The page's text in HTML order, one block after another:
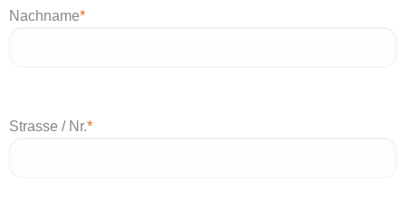
Nachname*
Strasse / Nr.*